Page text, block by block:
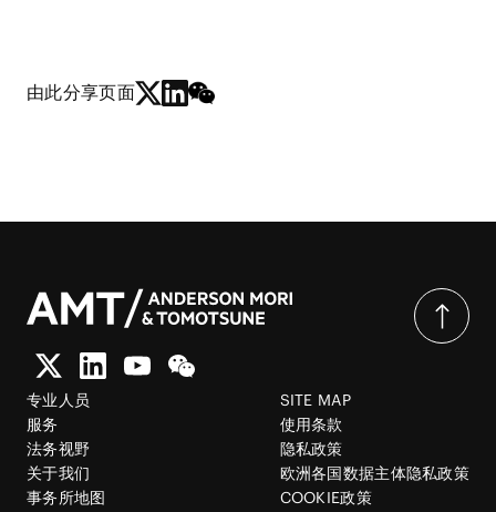
由此分享页面
专业人员
服务
法务视野
关于我们
事务所地图
SITE MAP
使用条款
隐私政策
欧洲各国数据主体隐私政策
COOKIE政策